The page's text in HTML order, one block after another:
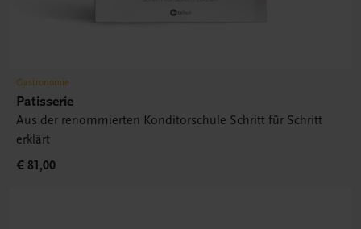
Gastronomie
Patisserie
Aus der renommierten Konditorschule Schritt für Schritt
erklärt
€ 81,00